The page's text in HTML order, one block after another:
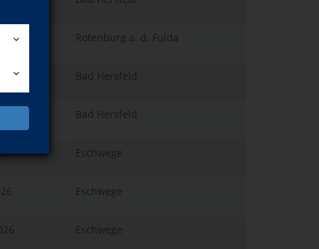
Rotenburg a. d. Fulda
Bad Hersfeld
Bad Hersfeld
Eschwege
Eschwege
Eschwege